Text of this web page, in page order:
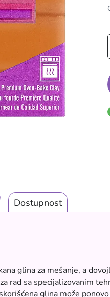
Dostupnost
glina za mešanje, a
rad sa specijalizovanim
glina može